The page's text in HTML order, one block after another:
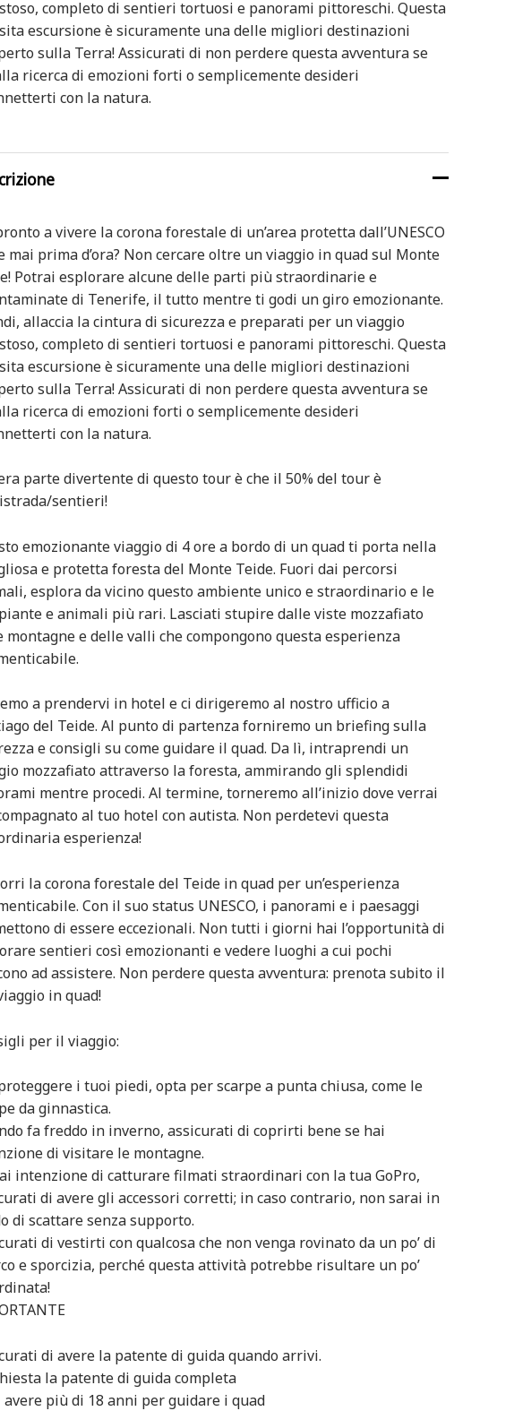
completo di sentieri tortuosi e panorami pittoreschi. Questa
escursione è sicuramente una delle migliori destinazioni
sulla Terra! Assicurati di non perdere questa avventura se
ricerca di emozioni forti o semplicemente desideri
con la natura.
a vivere la corona forestale di un’area protetta dall’UNESCO
mai prima d’ora? Non cercare oltre un viaggio in quad sul Monte
Potrai esplorare alcune delle parti più straordinarie e
di Tenerife, il tutto mentre ti godi un giro emozionante.
allaccia la cintura di sicurezza e preparati per un viaggio
completo di sentieri tortuosi e panorami pittoreschi. Questa
escursione è sicuramente una delle migliori destinazioni
sulla Terra! Assicurati di non perdere questa avventura se
ricerca di emozioni forti o semplicemente desideri
con la natura.
parte divertente di questo tour è che il 50% del tour è
sentieri!
emozionante viaggio di 4 ore a bordo di un quad ti porta nella
e protetta foresta del Monte Teide. Fuori dai percorsi
esplora da vicino questo ambiente unico e straordinario e le
e animali più rari. Lasciati stupire dalle viste mozzafiato
montagne e delle valli che compongono questa esperienza
a prendervi in ​​hotel e ci dirigeremo al nostro ufficio a
del Teide. Al punto di partenza forniremo un briefing sulla
e consigli su come guidare il quad. Da lì, intraprendi un
mozzafiato attraverso la foresta, ammirando gli splendidi
mentre procedi. Al termine, torneremo all’inizio dove verrai
al tuo hotel con autista. Non perdetevi questa
esperienza!
la corona forestale del Teide in quad per un’esperienza
Con il suo status UNESCO, i panorami e i paesaggi
di essere eccezionali. Non tutti i giorni hai l’opportunità di
sentieri così emozionanti e vedere luoghi a cui pochi
ad assistere. Non perdere questa avventura: prenota subito il
in quad!
per il viaggio:
i tuoi piedi, opta per scarpe a punta chiusa, come le
da ginnastica.
fa freddo in inverno, assicurati di coprirti bene se hai
di visitare le montagne.
intenzione di catturare filmati straordinari con la tua GoPro,
di avere gli accessori corretti; in caso contrario, non sarai in
di scattare senza supporto.
di vestirti con qualcosa che non venga rovinato da un po’ di
e sporcizia, perché questa attività potrebbe risultare un po’
di avere la patente di guida quando arrivi.
la patente di guida completa
avere più di 18 anni per guidare i quad